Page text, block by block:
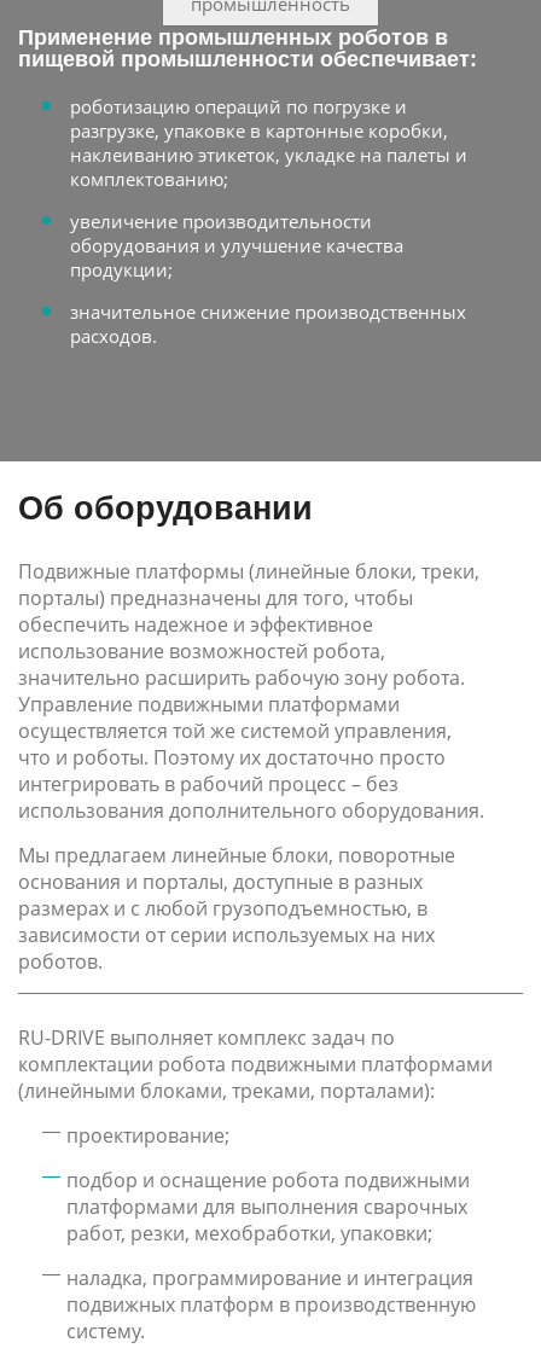
Применение промышленных роботов в
пищевой промышленности обеспечивает:
роботизацию операций по погрузке и
разгрузке, упаковке в картонные коробки,
наклеиванию этикеток, укладке на палеты и
комплектованию;
увеличение производительности
оборудования и улучшение качества
продукции;
значительное снижение производственных
расходов.
Об оборудовании
Подвижные платформы (линейные блоки, треки,
порталы) предназначены для того, чтобы
обеспечить надежное и эффективное
использование возможностей робота,
значительно расширить рабочую зону робота.
Управление подвижными платформами
осуществляется той же системой управления,
что и роботы. Поэтому их достаточно просто
интегрировать в рабочий процесс – без
использования дополнительного оборудования.
Мы предлагаем линейные блоки, поворотные
основания и порталы, доступные в разных
размерах и с любой грузоподъемностью, в
зависимости от серии используемых на них
роботов.
RU-DRIVE выполняет комплекс задач по
комплектации робота подвижными платформами
(линейными блоками, треками, порталами):
проектирование;
подбор и оснащение робота подвижными
платформами для выполнения сварочных
работ, резки, мехобработки, упаковки;
наладка, программирование и интеграция
подвижных платформ в производственную
систему.